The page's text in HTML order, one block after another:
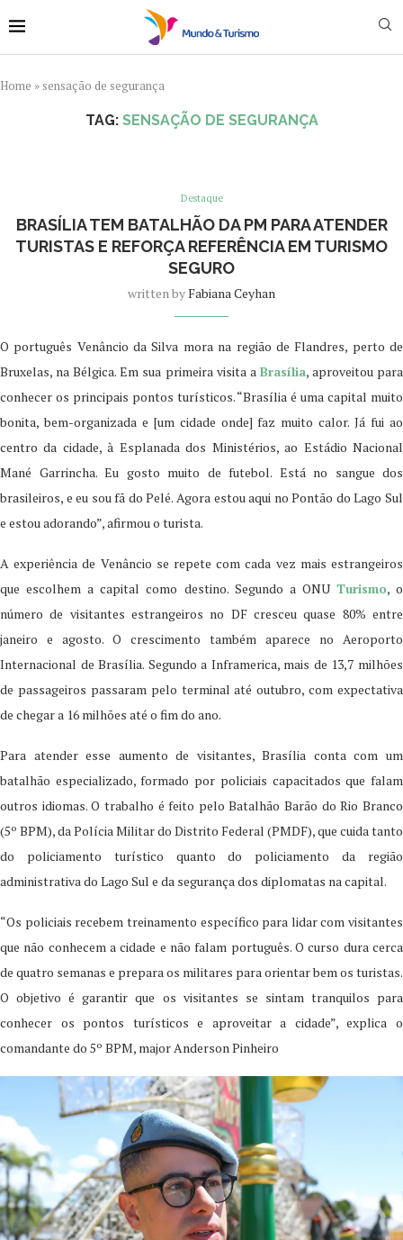
Home » sensação de segurança
TAG: SENSAÇÃO DE SEGURANÇA
Destaque
BRASÍLIA TEM BATALHÃO DA PM PARA ATENDER
TURISTAS E REFORÇA REFERÊNCIA EM TURISMO
SEGURO
written byFabiana Ceyhan
O português Venâncio da Silva mora na região de Flandres, perto de
Bruxelas, na Bélgica. Em sua primeira visita a Brasília, aproveitou para
conhecer os principais pontos turísticos. “Brasília é uma capital muito
bonita, bem-organizada e [um cidade onde] faz muito calor. Já fui ao
centro da cidade, à Esplanada dos Ministérios, ao Estádio Nacional
Mané Garrincha. Eu gosto muito de futebol. Está no sangue dos
brasileiros, e eu sou fã do Pelé. Agora estou aqui no Pontão do Lago Sul
e estou adorando”, afirmou o turista.
A experiência de Venâncio se repete com cada vez mais estrangeiros
que escolhem a capital como destino. Segundo a ONU Turismo, o
número de visitantes estrangeiros no DF cresceu quase 80% entre
janeiro e agosto. O crescimento também aparece no Aeroporto
Internacional de Brasília. Segundo a Inframerica, mais de 13,7 milhões
de passageiros passaram pelo terminal até outubro, com expectativa
de chegar a 16 milhões até o fim do ano.
Para atender esse aumento de visitantes, Brasília conta com um
batalhão especializado, formado por policiais capacitados que falam
outros idiomas. O trabalho é feito pelo Batalhão Barão do Rio Branco
(5º BPM), da Polícia Militar do Distrito Federal (PMDF), que cuida tanto
do policiamento turístico quanto do policiamento da região
administrativa do Lago Sul e da segurança dos diplomatas na capital.
“Os policiais recebem treinamento específico para lidar com visitantes
que não conhecem a cidade e não falam português. O curso dura cerca
de quatro semanas e prepara os militares para orientar bem os turistas.
O objetivo é garantir que os visitantes se sintam tranquilos para
conhecer os pontos turísticos e aproveitar a cidade”, explica o
comandante do 5º BPM, major Anderson Pinheiro